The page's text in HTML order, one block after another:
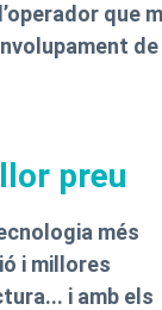
l’operador que
preu
més
i millores
i amb els